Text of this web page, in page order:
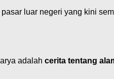
luar negeri yang kini
adalah cerita tentang